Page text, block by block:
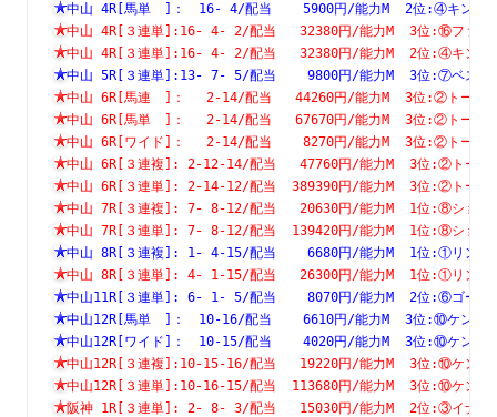
中山 4R[馬単　]：　16- 4/配当    5900円/能力M  2
中山 4R[３連単]:16- 4- 2/配当   32380円/能力M
中山 4R[３連単]:16- 4- 2/配当   32380円/能力M  2
中山 5R[３連単]:13- 7- 5/配当    9800円/能力M
中山 6R[馬連　]：　 2-14/配当   44260円/能力M  3位
中山 6R[馬単　]：　 2-14/配当   67670円/能力M  3位
中山 6R[ワイド]：　 2-14/配当    8270円/能力M  3位
中山 6R[３連複]: 2-12-14/配当   47760円/能力M  3位
中山 6R[３連単]: 2-14-12/配当  389390円/能力M  3位
中山 7R[３連複]: 7- 8-12/配当   20630円/能力M  1位
中山 7R[３連単]: 7- 8-12/配当  139420円/能力M  1位
中山 8R[３連複]: 1- 4-15/配当    6680円/能力M
中山 8R[３連単]: 4- 1-15/配当   26300円/能力M
中山11R[３連単]: 6- 1- 5/配当    8070円/能力M  2位:⑥ゴールド
中山12R[馬単　]：　10-16/配当    6610円/能力M  3
中山12R[ワイド]：　10-15/配当    4020円/能力M  3
中山12R[３連複]:10-15-16/配当   19220円/能力M  3
中山12R[３連単]:10-16-15/配当  113680円/能力M  3
阪神 1R[３連単]: 2- 8- 3/配当   15030円/能力M